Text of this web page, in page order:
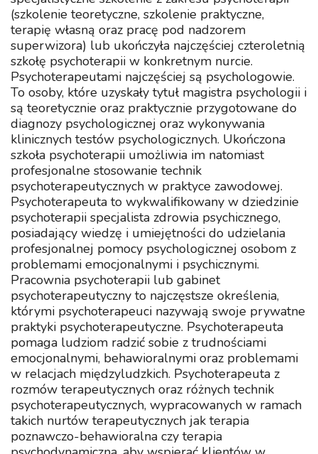
(szkolenie teoretyczne, szkolenie praktyczne,
terapię własną oraz pracę pod nadzorem
superwizora) lub ukończyła najczęściej czteroletnią
szkołę psychoterapii w konkretnym nurcie.
Psychoterapeutami najczęściej są psychologowie.
To osoby, które uzyskały tytuł magistra psychologii i
są teoretycznie oraz praktycznie przygotowane do
diagnozy psychologicznej oraz wykonywania
klinicznych testów psychologicznych. Ukończona
szkoła psychoterapii umożliwia im natomiast
profesjonalne stosowanie technik
psychoterapeutycznych w praktyce zawodowej.
Psychoterapeuta to wykwalifikowany w dziedzinie
psychoterapii specjalista zdrowia psychicznego,
posiadający wiedzę i umiejętności do udzielania
profesjonalnej pomocy psychologicznej osobom z
problemami emocjonalnymi i psychicznymi.
Pracownia psychoterapii lub gabinet
psychoterapeutyczny to najczęstsze określenia,
którymi psychoterapeuci nazywają swoje prywatne
praktyki psychoterapeutyczne. Psychoterapeuta
pomaga ludziom radzić sobie z trudnościami
emocjonalnymi, behawioralnymi oraz problemami
w relacjach międzyludzkich. Psychoterapeuta z
rozmów terapeutycznych oraz różnych technik
psychoterapeutycznych, wypracowanych w ramach
takich nurtów terapeutycznych jak terapia
poznawczo-behawioralna czy terapia